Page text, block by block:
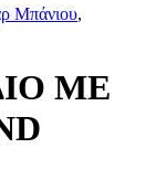
Μπάνιου,
ΜΕ